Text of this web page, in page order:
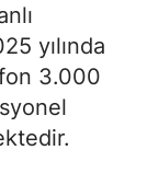
yılında
3.000